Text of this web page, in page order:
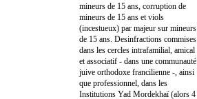
mineurs de 15 ans, corruption de
mineurs de 15 ans et viols
(incestueux) par majeur sur mineurs
de 15 ans. Desinfractions commises
dans les cercles intrafamilial, amical
et associatif - dans une communauté
juive orthodoxe francilienne -, ainsi
que professionnel, dans les
Institutions Yad Mordekhaï (alors 4